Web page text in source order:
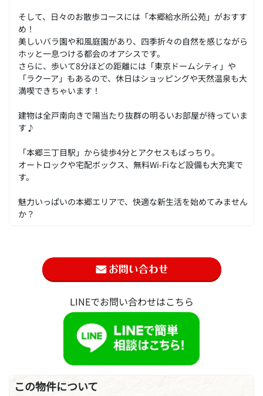
そして、日々のお散歩コースには「本郷給水所公苑」がおすす
め！
美しいバラ園や和風庭園があり、四季折々の自然を感じながら
ホッと一息つける都会のオアシスです。
さらに、歩いて8分ほどの距離には「東京ドームシティ」や
「ラクーア」もあるので、休日はショッピングや天然温泉も大
満喫できちゃいます！
建物は全戸南向きで陽当たり抜群の明るいお部屋が待っていま
す♪
「本郷三丁目駅」から徒歩4分とアクセスもばっちり。
オートロックや宅配ボックス、無料Wi-Fiなど設備も大充実で
す。
魅力いっぱいの本郷エリアで、快適な新生活を始めてみません
か？
LINEでお問い合わせはこちら
この物件について